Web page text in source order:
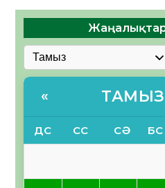
Жаңалықтар
« ТАМЫЗ
ДС СС СӘ БС